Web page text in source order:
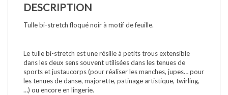
DESCRIPTION
Tulle bi-stretch floqué noir à motif de feuille.
Le tulle bi-stretch est une résille à petits trous extensible
dans les deux sens souvent utilisées dans les tenues de
sports et justaucorps (pour réaliser les manches, jupes… pour
les tenues de danse, majorette, patinage artistique, twirling,
…) ou encore en lingerie.